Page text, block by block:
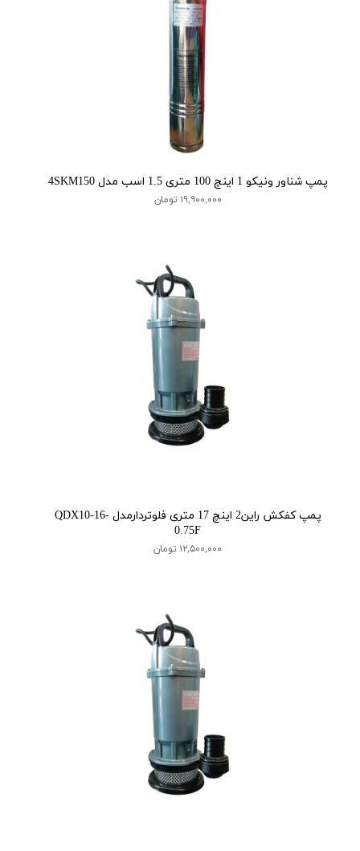
پمپ شناور ونیکو 1 اینچ 100 متری 1.5 اسب مدل 4SKM150
۱۹,۹۰۰,۰۰۰ تومان
پمپ کفکش راین2 اینچ 17 متری فلوتردارمدل QDX10-16-
0.75F
۱۲,۵۰۰,۰۰۰ تومان